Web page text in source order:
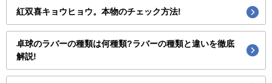
紅双喜キョウヒョウ。本物のチェック方法!
卓球のラバーの種類は何種類?ラバーの種類と違いを徹底
解説!